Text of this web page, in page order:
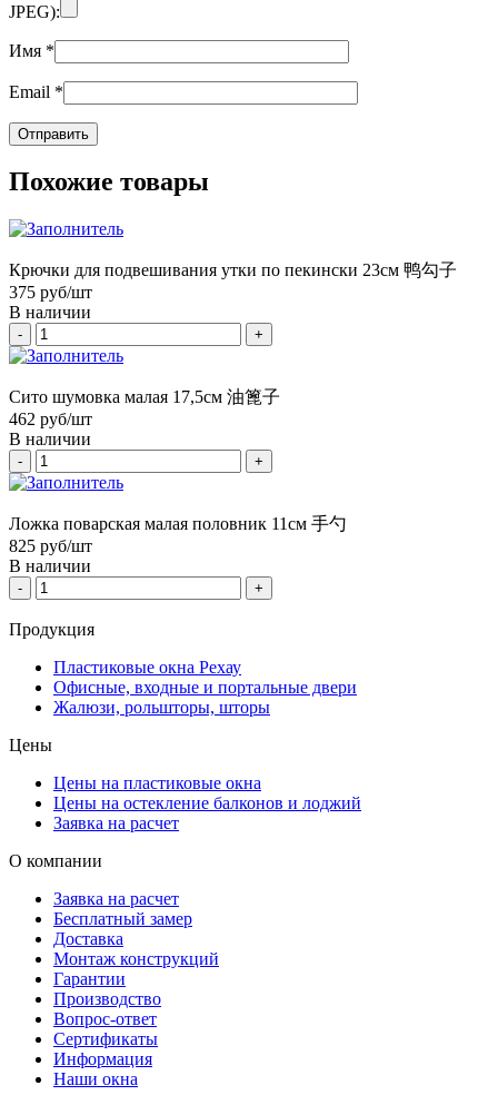
JPEG):
Имя *
Email *
Похожие товары
Крючки для подвешивания утки по пекински 23см 鸭勾子
375 руб/шт
В наличии
- +
Сито шумовка малая 17,5см 油篦子
462 руб/шт
В наличии
- +
Ложка поварская малая половник 11см 手勺
825 руб/шт
В наличии
- +
Продукция
Пластиковые окна Рехау
Офисные, входные и портальные двери
Жалюзи, рольшторы, шторы
Цены
Цены на пластиковые окна
Цены на остекление балконов и лоджий
Заявка на расчет
О компании
Заявка на расчет
Бесплатный замер
Доставка
Монтаж конструкций
Гарантии
Производство
Вопрос-ответ
Сертификаты
Информация
Наши окна